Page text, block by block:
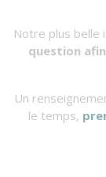
Notre plus belle
question
Un
le temps,